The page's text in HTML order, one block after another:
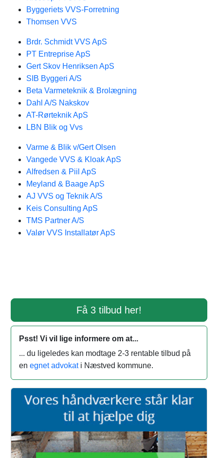
Byggeriets VVS-Forretning
Thomsen VVS
Brdr. Schmidt VVS ApS
PT Entreprise ApS
Gert Skov Henriksen ApS
SIB Byggeri A/S
Beta Varmeteknik & Brolægning
Dahl A/S Nakskov
AT-Rørteknik ApS
LBN Blik og Vvs
Varme & Blik v/Gert Olsen
Vangede VVS & Kloak ApS
Alfredsen & Piil ApS
Meyland & Baage ApS
AJ VVS og Teknik A/S
Keis Consulting ApS
TMS Partner A/S
Valør VVS Installatør ApS
Få 3 tilbud her!
Psst! Vi vil lige informere om at...
... du ligeledes kan modtage 2-3 rentable tilbud på
en egnet advokati Næstved kommune.